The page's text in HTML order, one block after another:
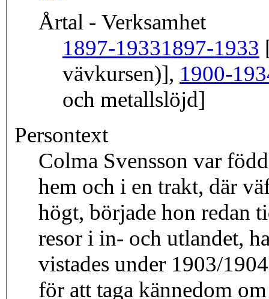
Årtal - Verksamhet
1897-19331897-1933
vävkursen)], 1900-
och metallslöjd]
Persontext
Colma Svensson var
hem och i en trakt, där
högt, började hon redan
resor i in- och utlandet,
vistades under 1903/
för att taga kännedom